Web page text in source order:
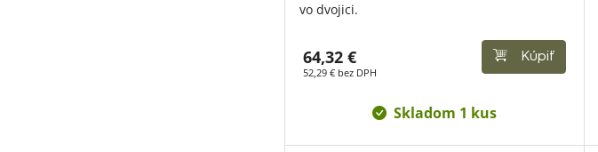
vo dvojici.
64,32 €
52,29 € bez DPH
Kúpiť
Skladom 1 kus